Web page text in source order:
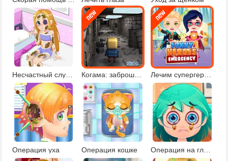
Несчастный случай Когама: заброшенная больница Лечим супергероев
Операция уха Операция кошке Операция на глаза